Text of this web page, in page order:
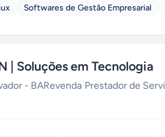
Softwares de Gestão Empresarial
| Soluções em Tecnologia
- BARevenda·Prestador de